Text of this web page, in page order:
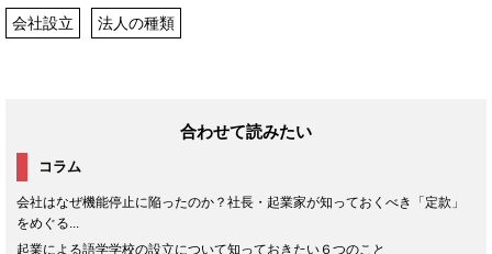
会社設立
法人の種類
合わせて読みたい
コラム
会社はなぜ機能停止に陥ったのか？社長・起業家が知っておくべき「定款」
をめぐる...
起業による語学学校の設立について知っておきたい６つのこと